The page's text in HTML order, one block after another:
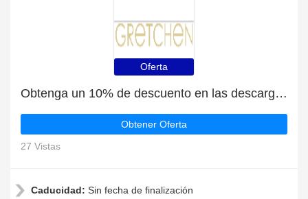
Oferta
Obtenga un 10% de descuento en las descargas de la aplicación Mygretchen
Obtener Oferta
27 Vistas
Caducidad: Sin fecha de finalización